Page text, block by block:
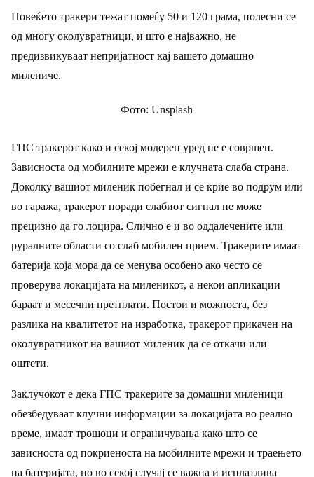
Повеќето тракери тежат помеѓу 50 и 120 грама, полесни се
од многу околувратници, и што е најважно, не
предизвикуваат непријатност кај вашето домашно
милениче.
Фото: Unsplash
ГПС тракерот како и секој модерен уред не е совршен.
Зависноста од мобилните мрежи е клучната слаба страна.
Доколку вашиот миленик побегнал и се крие во подрум или
во гаража, тракерот поради слабиот сигнал не може
прецизно да го лоцира. Слично е и во оддалечените или
руралните области со слаб мобилен прием. Тракерите имаат
батерија која мора да се менува особено ако често се
проверува локацијата на миленикот, а некои апликации
бараат и месечни претплати. Постои и можноста, без
разлика на квалитетот на изработка, тракерот прикачен на
околувратникот на вашиот миленик да се откачи или
оштети.
Заклучокот е дека ГПС тракерите за домашни миленици
обезбедуваат клучни информации за локацијата во реално
време, имаат трошоци и ограничувања како што се
зависноста од покриеноста на мобилните мрежи и траењето
на батеријата, но во секој случај се важна и исплатлива